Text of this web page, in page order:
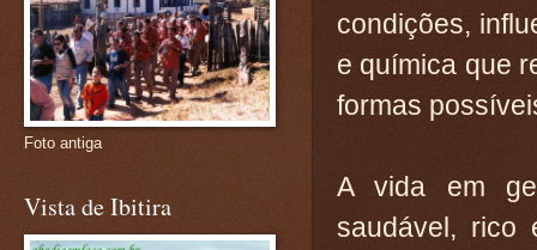
condições,
e química que
formas
A vida em
saudável, rico
Foto antiga
Vista de Ibitira